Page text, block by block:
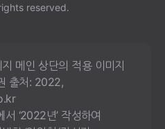
reserved.
메인 상단의 적용 이미지
출처: 2022,
‘2022년’ 작성하여